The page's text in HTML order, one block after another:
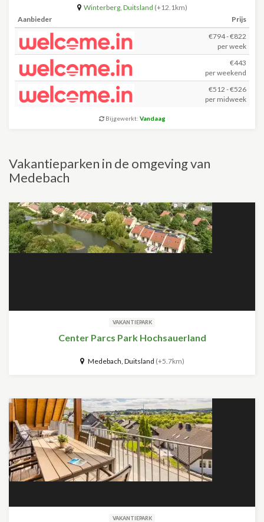
Winterberg, Duitsland (+12.1km)
Aanbieder
Prijs
€794 - €822
per week
€443
per weekend
€512 - €526
per midweek
Bijgewerkt: Vandaag
Vakantieparken in de omgeving van
Medebach
VAKANTIEPARK
Center Parcs Park Hochsauerland
Medebach, Duitsland (+5.7km)
VAKANTIEPARK